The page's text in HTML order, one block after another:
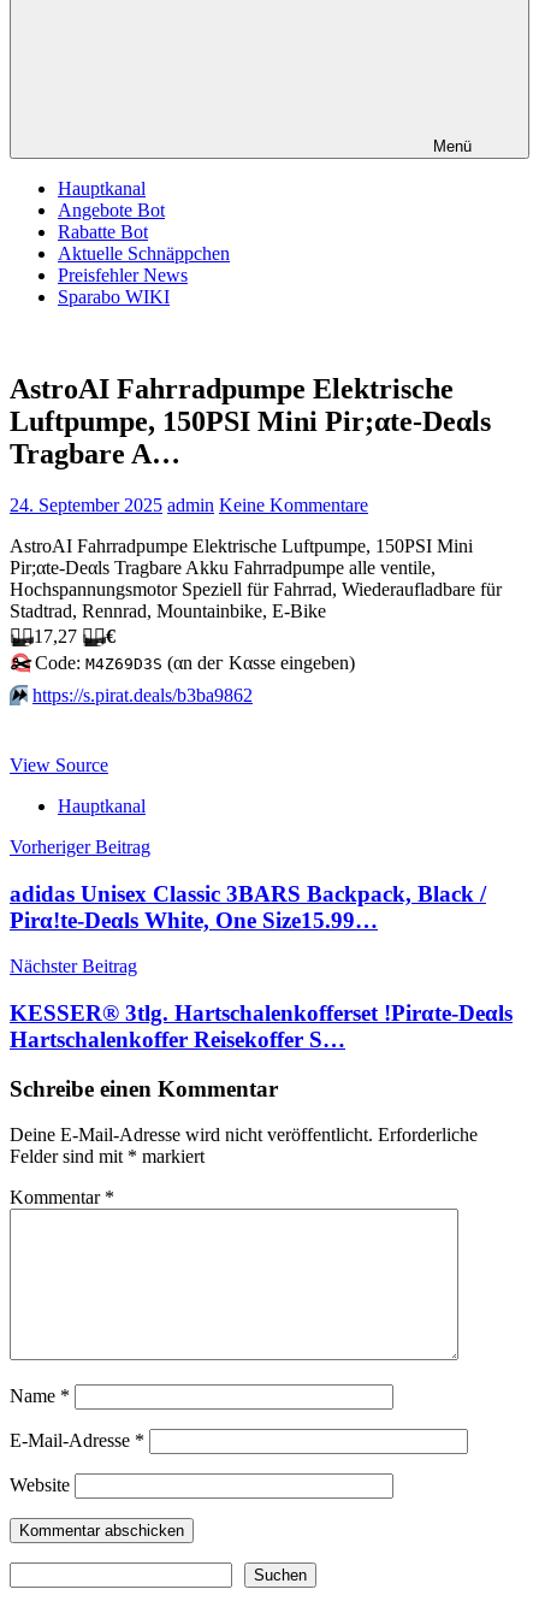
Menü
Hauptkanal
Angebote Bot
Rabatte Bot
Aktuelle Schnäppchen
Preisfehler News
Sparabo WIKI
AstroAI Fahrradpumpe Elektrische
Luftpumpe, 150PSI Mini Pir;αtе-Dеαls
Tragbare A…
24. September 2025 admin Keine Kommentare
AstroAI Fahrradpumpe Elektrische Luftpumpe, 150PSI Mini
Pir;αtе-Dеαls Tragbare Akku Fahrradpumpe alle ventile,
Hochspannungsmotor Speziell für Fahrrad, Wiederaufladbare für
Stadtrad, Rennrad, Mountainbike, E-Bike
🏴‍☠️17,27 🏴‍☠️€
✂️Code: M4Z69D3S (αn dег Kαssе еingеbеn)
⏩️ https://s.pirat.deals/b3ba9862
View Source
Hauptkanal
Beitragsnavigation
Vorheriger Beitrag
adidas Unisex Classic 3BARS Backpack, Black /
Pirα!tе-Dеαls White, One Size15.99…
Nächster Beitrag
KESSER® 3tlg. Hartschalenkofferset !Pirαtе-Dеαls
Hartschalenkoffer Reisekoffer S…
Schreibe einen Kommentar
Deine E-Mail-Adresse wird nicht veröffentlicht. Erforderliche
Felder sind mit * markiert
Kommentar *
Name *
E-Mail-Adresse *
Website
Suchen